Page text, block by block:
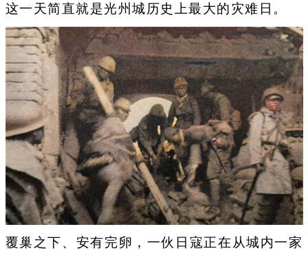
这一天简直就是光州城历史上最大的灾难日。
覆巢之下、安有完卵，一伙日寇正在从城内一家